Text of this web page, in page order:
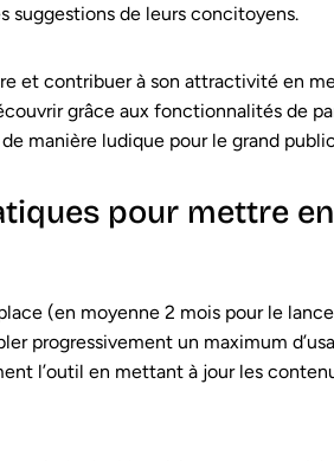
suggestions de leurs concitoyens.
et contribuer à son attractivité en
grâce aux fonctionnalités de
manière ludique pour le grand
pour mettre
(en moyenne 2 mois pour le
progressivement un maximum
l’outil en mettant à jour les